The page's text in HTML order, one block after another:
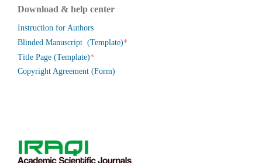
Download & help center
Instruction for Authors
Blinded Manuscript (Template)*
Title Page (Template)*
Copyright Agreement (Form)